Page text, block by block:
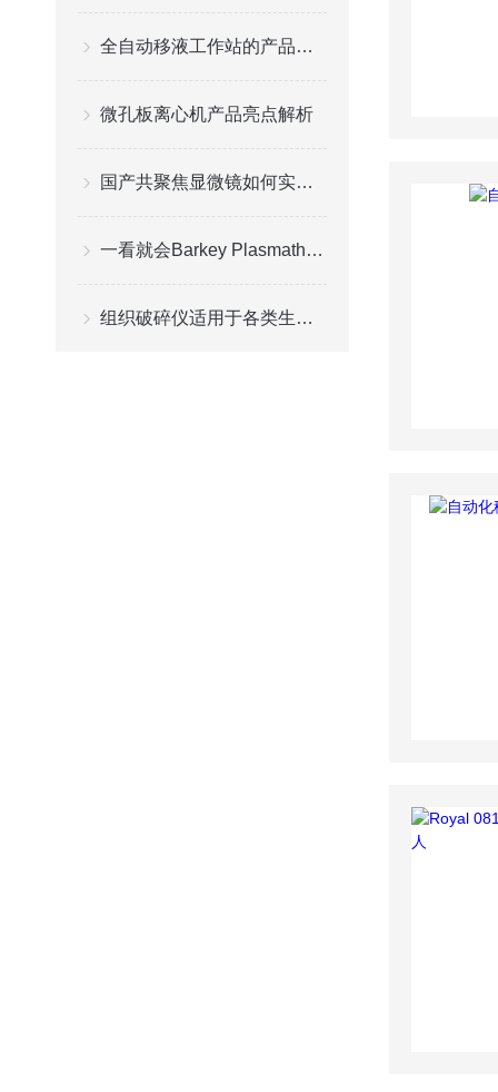
全自动移液工作站的产品应用
微孔板离心机产品亮点解析
国产共聚焦显微镜如何实现从实验室样机到量产化产品的跨越
一看就会Barkey Plasmatherm 无水复苏仪操作指南
组织破碎仪适用于各类生物实验室和理化分析实验室